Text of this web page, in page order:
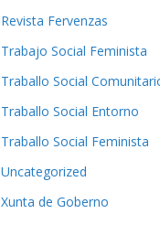
Revista Fervenzas
Trabajo Social Feminista
Traballo Social
Traballo Social Entorno
Traballo Social Feminista
Uncategorized
Xunta de Goberno